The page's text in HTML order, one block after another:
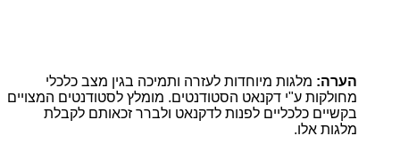
הערה: מלגות מיוחדות לעזרה ותמיכה בגין מצב כלכלי
מחולקות ע"י דקנאט הסטודנטים. מומלץ לסטודנטים המצויים
בקשיים כלכליים לפנות לדקנאט ולברר זכאותם לקבלת
מלגות אלו.